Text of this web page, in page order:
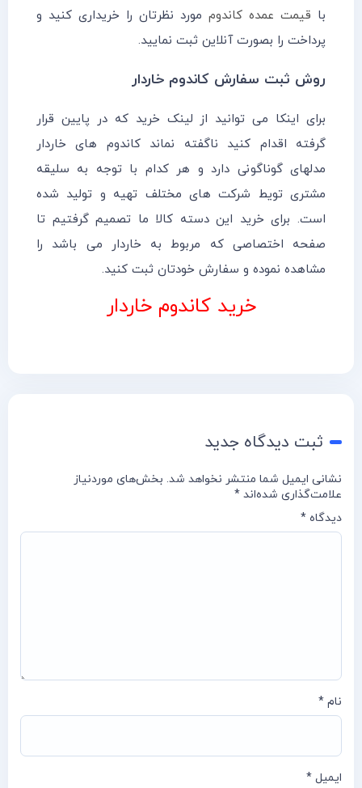
با قیمت عمده کاندوم مورد نظرتان را خریداری کنید و
پرداخت را بصورت آنلاین ثبت نمایید.
روش ثبت سفارش کاندوم خاردار
برای اینکا می توانید از لینک خرید که در پایین قرار
گرفته اقدام کنید ناگفته نماند کاندوم های خاردار
مدلهای گوناگونی دارد و هر کدام با توجه به سلیقه
مشتری تویط شرکت های مختلف تهیه و تولید شده
است. برای خرید این دسته کالا ما تصمیم گرفتیم تا
صفحه اختصاصی که مربوط به خاردار می باشد را
مشاهده نموده و سفارش خودتان ثبت کنید.
خرید کاندوم خاردار
ثبت دیدگاه جدید
نشانی ایمیل شما منتشر نخواهد شد. بخش‌های موردنیاز
علامت‌گذاری شده‌اند *
دیدگاه *
نام *
ایمیل *